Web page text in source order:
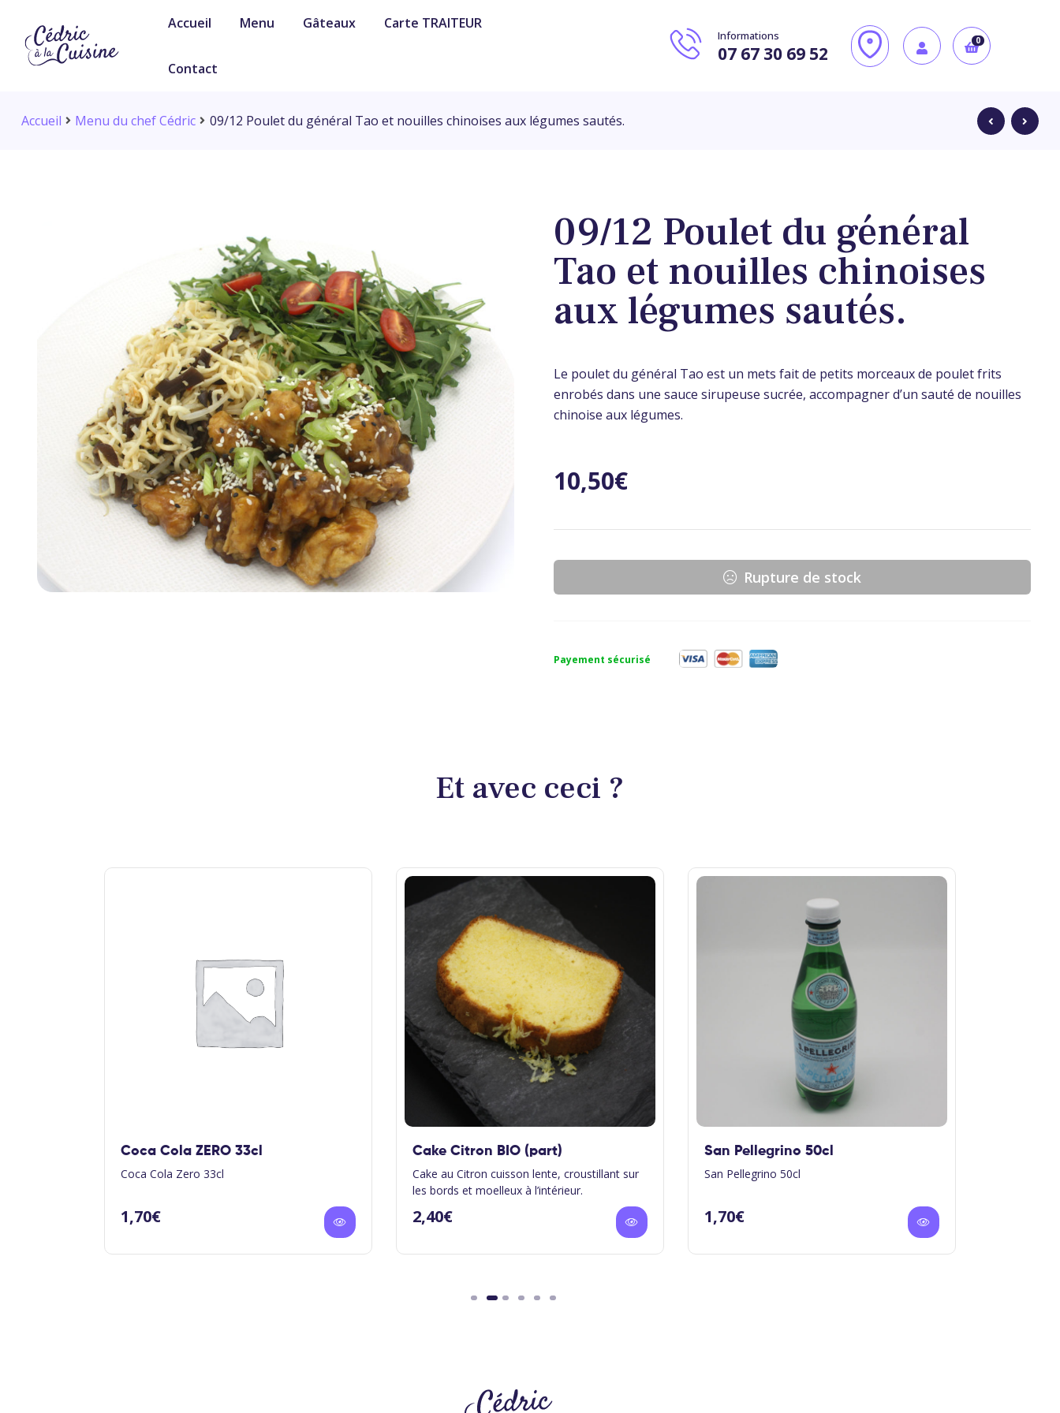
Accueil Menu Gâteaux Carte TRAITEUR
Contact
Informations
07 67 30 69 52
0
Accueil Menu du chef Cédric 09/12 Poulet du général Tao et nouilles chinoises aux légumes sautés.
12,00
11,00
09/12 Poulet du général
Tao et nouilles chinoises
aux légumes sautés.
Le poulet du général Tao est un mets fait de petits morceaux de poulet frits
enrobés dans une sauce sirupeuse sucrée, accompagner d’un sauté de nouilles
chinoise aux légumes.
10,50€
Rupture de stock
Payement sécurisé
Et avec ceci ?
Coca Cola ZERO 33cl
Coca Cola Zero 33cl
1,70€
Cake Citron BIO (part)
Cake au Citron cuisson lente, croustillant sur
les bords et moelleux à l’intérieur.
2,40€
San Pellegrino 50cl
San Pellegrino 50cl
1,70€